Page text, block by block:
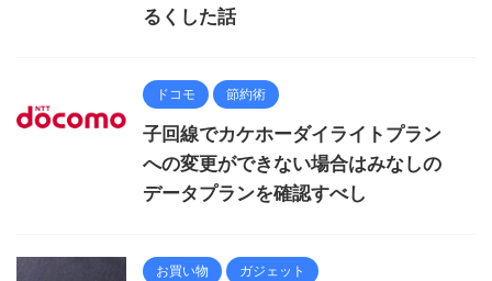
るくした話
ドコモ 節約術
子回線でカケホーダイライトプラン
への変更ができない場合はみなしの
データプランを確認すべし
お買い物 ガジェット